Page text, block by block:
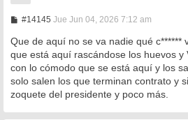
#14145M
n
a
j
e
Jue Jun 04, 2026 7:12 am
Que de aquí no se va nadie qué c******
que está aquí rascándose los huevos y
con lo cómodo que se está aquí y los
solo salen los que terminan contrato y
zoquete del presidente y poco más.